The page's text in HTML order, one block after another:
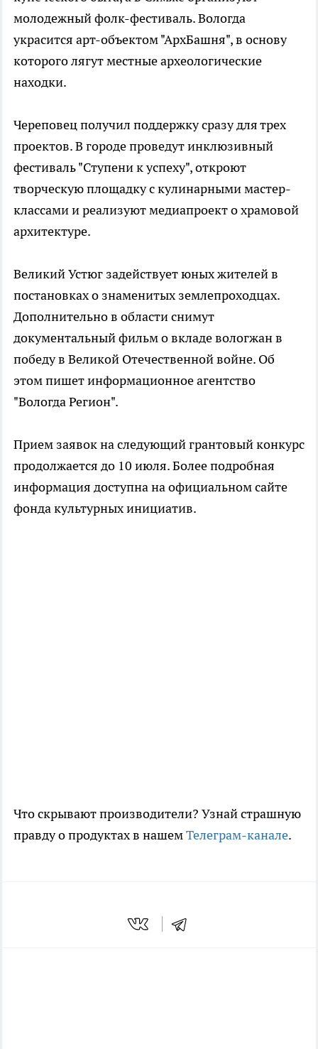
молодежный фолк-фестиваль. Вологда
украсится арт-объектом "АрхБашня", в основу
которого лягут местные археологические
находки.
Череповец получил поддержку сразу для трех
проектов. В городе проведут инклюзивный
фестиваль "Ступени к успеху", откроют
творческую площадку с кулинарными мастер-
классами и реализуют медиапроект о храмовой
архитектуре.
Великий Устюг задействует юных жителей в
постановках о знаменитых землепроходцах.
Дополнительно в области снимут
документальный фильм о вкладе вологжан в
победу в Великой Отечественной войне. Об
этом пишет информационное агентство
"Вологда Регион".
Прием заявок на следующий грантовый конкурс
продолжается до 10 июля. Более подробная
информация доступна на официальном сайте
фонда культурных инициатив.
Что скрывают производители? Узнай страшную
правду о продуктах в нашемТелеграм-канале.